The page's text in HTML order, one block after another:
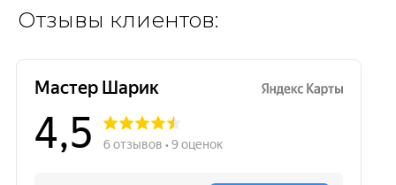
Отзывы клиентов: